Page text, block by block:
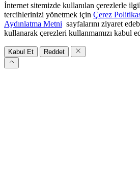
İnternet sitemizde kullanılan çerezlerle
tercihlerinizi yönetmek için Çerez
Aydınlatma Metni sayfalarını ziyaret
kullanarak çerezleri kullanmamızı kabul
Kabul Et Reddet